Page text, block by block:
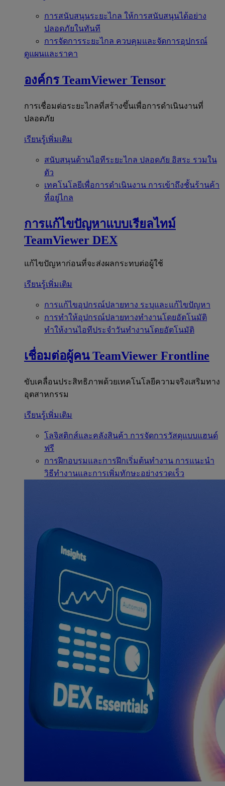
การสนับสนุนระยะไกล ให้การสนับสนุนได้อย่าง
ปลอดภัยในทันที
การจัดการระยะไกล ควบคุมและจัดการอุปกรณ์
ดูแผนและราคา
องค์กร TeamViewer Tensor
การเชื่อมต่อระยะไกลที่สร้างขึ้นเพื่อการดำเนินงานที่
ปลอดภัย
เรียนรู้เพิ่มเติม
สนับสนุนด้านไอทีระยะไกล ปลอดภัย อิสระ รวมใน
ตัว
เทคโนโลยีเพื่อการดำเนินงาน การเข้าถึงชั้นร้านค้า
ที่อยู่ไกล
การแก้ไขปัญหาแบบเรียลไทม์
TeamViewer DEX
แก้ไขปัญหาก่อนที่จะส่งผลกระทบต่อผู้ใช้
เรียนรู้เพิ่มเติม
การแก้ไขอุปกรณ์ปลายทาง ระบุและแก้ไขปัญหา
การทำให้อุปกรณ์ปลายทางทำงานโดยอัตโนมัติ
ทำให้งานไอทีประจำวันทำงานโดยอัตโนมัติ
เชื่อมต่อผู้คน TeamViewer Frontline
ขับเคลื่อนประสิทธิภาพด้วยเทคโนโลยีความจริงเสริมทาง
อุตสาหกรรม
เรียนรู้เพิ่มเติม
โลจิสติกส์และคลังสินค้า การจัดการวัสดุแบบแฮนด์
ฟรี
การฝึกอบรมและการฝึกเริ่มต้นทำงาน การแนะนำ
วิธีทำงานและการเพิ่มทักษะอย่างรวดเร็ว